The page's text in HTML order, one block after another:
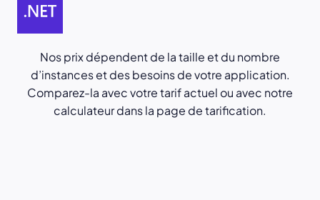
Nos prix dépendent de la taille et du nombre
d’instances et des besoins de votre application.
Comparez-la avec votre tarif actuel ou avec notre
calculateur dans la page de tarification.